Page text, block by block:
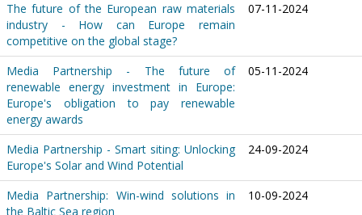
The future of the European raw materials
industry - How can Europe remain
competitive on the global stage?
07-11-2024
Media Partnership - The future of
renewable energy investment in Europe:
Europe's obligation to pay renewable
energy awards
05-11-2024
Media Partnership - Smart siting: Unlocking
Europe's Solar and Wind Potential
24-09-2024
Media Partnership: Win-wind solutions in
the Baltic Sea region
10-09-2024